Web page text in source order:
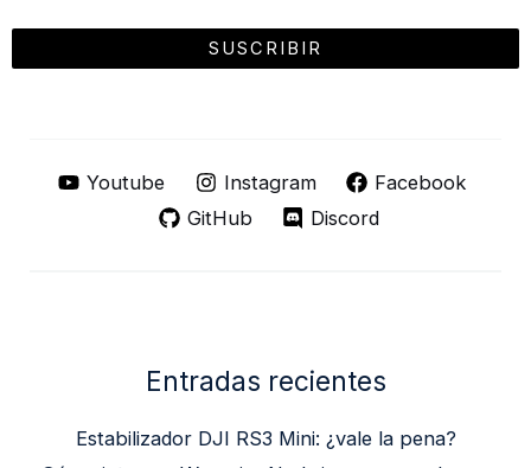
Youtube Instagram
Facebook
GitHub
Discord
Entradas recientes
Estabilizador DJI RS3 Mini: ¿vale la pena?